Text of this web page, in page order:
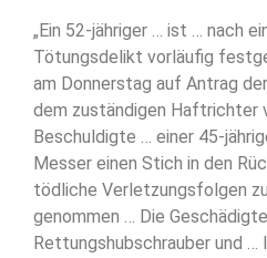
„Ein 52-jähriger … ist … nach
Tötungsdelikt vorläufig
am Donnerstag auf Antrag
dem zuständigen Haftrichter
Beschuldigte … einer 45-
Messer einen Stich in den
tödliche Verletzungsfolgen
genommen … Die
Rettungshubschrauber und …